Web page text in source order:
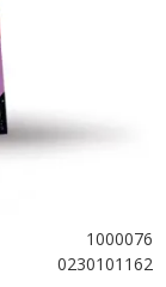
1000076
0230101162